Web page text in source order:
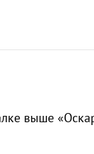
выше